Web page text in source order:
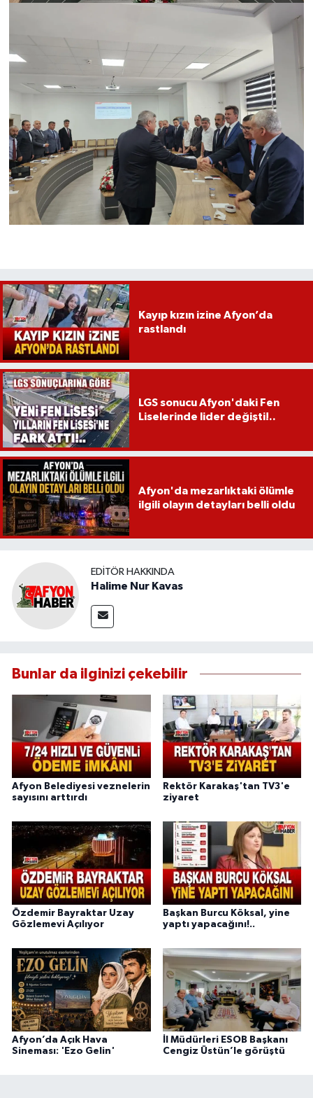
Kayıp kızın izine Afyon’da
rastlandı
LGS sonucu Afyon'daki Fen
Liselerinde lider değişti!..
Afyon'da mezarlıktaki ölümle
ilgili olayın detayları belli oldu
EDITÖR HAKKINDA
Halime Nur Kavas
Bunlar da ilginizi çekebilir
Afyon Belediyesi veznelerin
sayısını arttırdı
Rektör Karakaş'tan TV3'e
ziyaret
Özdemir Bayraktar Uzay
Gözlemevi Açılıyor
Başkan Burcu Köksal, yine
yaptı yapacağını!..
Afyon’da Açık Hava
Sineması: 'Ezo Gelin'
İl Müdürleri ESOB Başkanı
Cengiz Üstün’le görüştü